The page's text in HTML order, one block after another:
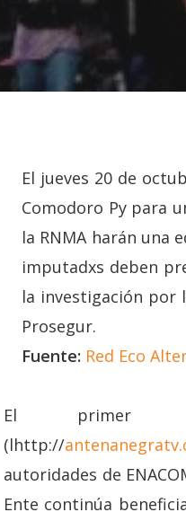
ESC to close
El jueves 20 de
Comodoro Py para
la RNMA harán una
imputadxs deben
la investigación por
Prosegur.
Fuente: Red Eco
El primer
(lhttp://
autoridades de
Ente continúa